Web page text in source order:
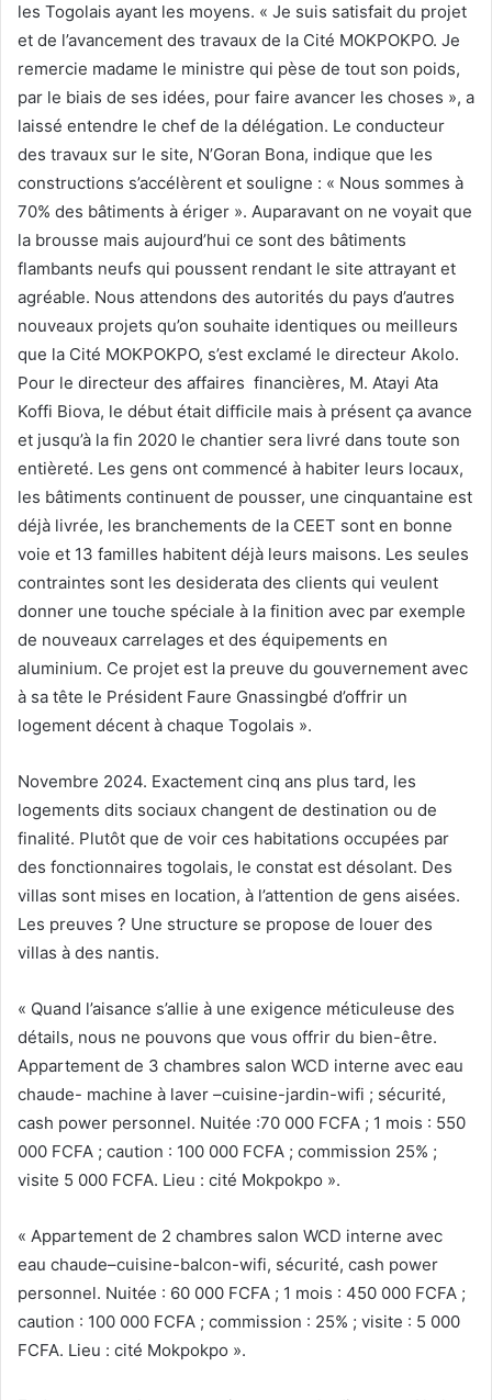
les Togolais ayant les moyens. « Je suis satisfait du projet
et de l’avancement des travaux de la Cité MOKPOKPO. Je
remercie madame le ministre qui pèse de tout son poids,
par le biais de ses idées, pour faire avancer les choses », a
laissé entendre le chef de la délégation. Le conducteur
des travaux sur le site, N’Goran Bona, indique que les
constructions s’accélèrent et souligne : « Nous sommes à
70% des bâtiments à ériger ». Auparavant on ne voyait que
la brousse mais aujourd’hui ce sont des bâtiments
flambants neufs qui poussent rendant le site attrayant et
agréable. Nous attendons des autorités du pays d’autres
nouveaux projets qu’on souhaite identiques ou meilleurs
que la Cité MOKPOKPO, s’est exclamé le directeur Akolo.
Pour le directeur des affaires financières, M. Atayi Ata
Koffi Biova, le début était difficile mais à présent ça avance
et jusqu’à la fin 2020 le chantier sera livré dans toute son
entièreté. Les gens ont commencé à habiter leurs locaux,
les bâtiments continuent de pousser, une cinquantaine est
déjà livrée, les branchements de la CEET sont en bonne
voie et 13 familles habitent déjà leurs maisons. Les seules
contraintes sont les desiderata des clients qui veulent
donner une touche spéciale à la finition avec par exemple
de nouveaux carrelages et des équipements en
aluminium. Ce projet est la preuve du gouvernement avec
à sa tête le Président Faure Gnassingbé d’offrir un
logement décent à chaque Togolais ».
Novembre 2024. Exactement cinq ans plus tard, les
logements dits sociaux changent de destination ou de
finalité. Plutôt que de voir ces habitations occupées par
des fonctionnaires togolais, le constat est désolant. Des
villas sont mises en location, à l’attention de gens aisées.
Les preuves ? Une structure se propose de louer des
villas à des nantis.
« Quand l’aisance s’allie à une exigence méticuleuse des
détails, nous ne pouvons que vous offrir du bien-être.
Appartement de 3 chambres salon WCD interne avec eau
chaude- machine à laver –cuisine-jardin-wifi ; sécurité,
cash power personnel. Nuitée :70 000 FCFA ; 1 mois : 550
000 FCFA ; caution : 100 000 FCFA ; commission 25% ;
visite 5 000 FCFA. Lieu : cité Mokpokpo ».
« Appartement de 2 chambres salon WCD interne avec
eau chaude–cuisine-balcon-wifi, sécurité, cash power
personnel. Nuitée : 60 000 FCFA ; 1 mois : 450 000 FCFA ;
caution : 100 000 FCFA ; commission : 25% ; visite : 5 000
FCFA. Lieu : cité Mokpokpo ».